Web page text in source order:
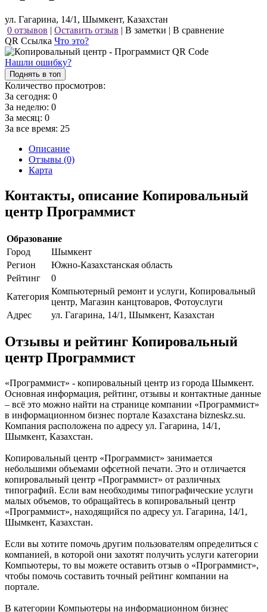
ул. Гагарина, 14/1, Шымкент, Казахстан
0 отзывов | Оставить отзыв | В заметки | В сравнение
QR Ссылка Что это?
Нашли ошибку?
Поднять в топ
Количество просмотров:
За сегодня: 0
За неделю: 0
За месяц: 0
За все время: 25
Описание
Отзывы (0)
Карта
Контакты, описание Копировальный
центр Программист
Образование
Город
Шымкент
Регион
Южно-Казахстанская область
Рейтинг
0
Категория
Компьютерный ремонт и услуги, Копировальный
центр, Магазин канцтоваров, Фотоуслуги
Адрес
ул. Гагарина, 14/1, Шымкент, Казахстан
Отзывы и рейтинг Копировальный
центр Программист
«Программист» - копировальный центр из города Шымкент.
Основная информация, рейтинг, отзывы и контактные данные
– всё это можно найти на странице компании «Программист»
в информационном бизнес портале Казахстана bizneskz.su.
Компания расположена по адресу ул. Гагарина, 14/1,
Шымкент, Казахстан.
Копировальный центр «Программист» занимается
небольшими объемами офсетной печати. Это и отличается
копировальный центр «Программист» от различных
типографий. Если вам необходимы типографические услуги
малых объемов, то обращайтесь в копировальный центр
«Программист», находящийся по адресу ул. Гагарина, 14/1,
Шымкент, Казахстан.
Если вы хотите помочь другим пользователям определиться с
компанией, в которой они захотят получить услуги категории
Компьютеры, то вы можете оставить отзыв о «Программист»,
чтобы помочь составить точный рейтинг компании на
портале.
В категории Компьютеры на информационном бизнес